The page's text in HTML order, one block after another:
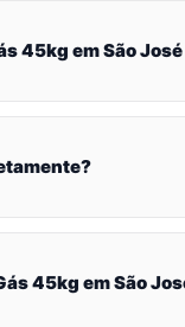
45kg em São
45kg em São